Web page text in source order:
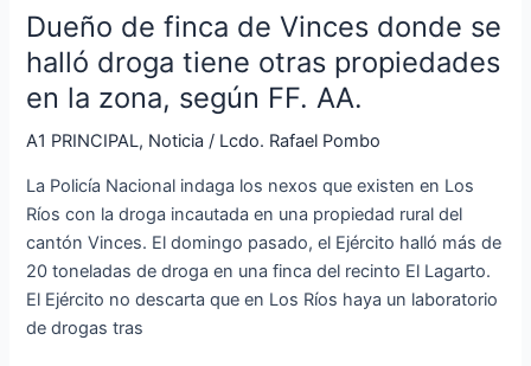
Dueño de finca de Vinces donde se
halló droga tiene otras propiedades
en la zona, según FF. AA.
A1 PRINCIPAL, Noticia / Lcdo. Rafael Pombo
La Policía Nacional indaga los nexos que existen en Los
Ríos con la droga incautada en una propiedad rural del
cantón Vinces. El domingo pasado, el Ejército halló más de
20 toneladas de droga en una finca del recinto El Lagarto.
El Ejército no descarta que en Los Ríos haya un laboratorio
de drogas tras
de
Vinces
donde
se
halló
tiene
otras
propiedades
en
la
zona,